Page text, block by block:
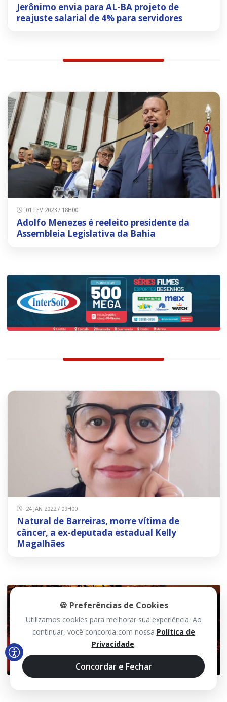
Jerônimo envia para AL-BA projeto de
reajuste salarial de 4% para servidores
01 FEV 2023 / 18H00
Adolfo Menezes é reeleito presidente da
Assembleia Legislativa da Bahia
24 JAN 2022 / 09H00
Natural de Barreiras, morre vítima de
câncer, a ex-deputada estadual Kelly
Magalhães
🍪 Preferências de Cookies
Utilizamos cookies para melhorar sua experiência. Ao
continuar, você concorda com nossa Política de
Privacidade.
Concordar e Fechar